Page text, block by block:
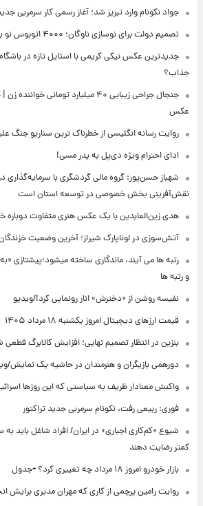
جواد نکونام وارد تبریز شد؛ آغاز رسمی کار سرمربی جدید
تصمیم دولت برای نوسازی ناوگان؛ ۴۰۰۰ اتوبوس نو به کشور می‌آید
جدیدترین عکس نیکی کریمی با استایل تازه در باشگاه؛
جذاب؟
جنجال جراحی زیبایی ۴۰ میلیارد تومانی
عکس
روایت رسانه انگلیسی از خطرناک ترین سناریو جنگ علیه
ادای احترام ویژه دی‌پل به پدر مسی!
شهباز حسن‌پور: گروه مالی گردشگری با سرمایه‌گذاری در
نقش‌آفرینی بخش خصوصی در توسعه استان است
هدی زین‌العابدین با یک عکس هنری متفاوت دوباره
آتش‌سوزی در لوناپارک شیراز؛ آخرین وضعیت خزندگان
رتبه ها می آیند، ماندگاری ساخته میشود؛پیشتازی «به
و رتبه ها
نفیسه روشن از «دخترش» انار رونمایی کرد!/ویدیو
قیمت ارزهای دیجیتال امروز یکشنبه ۱۸ مرداد ۱۴۰۵
بنزین در انتظار تصمیم نهایی؛ افزایش کالابرگ قطعی شد
دورهمی بازیگران و هنرمندان در حاشیه یک نمایش/
واکنش معنادار ظریف به سیاستی که این روزها
فوری: ربیعی رفت، نکونام سرمربی جدید تراکتور
شیوع «کم‌کاری اجباری» در ایران/ افراد شاغل باید به
کمتر رضایت دهند
بازار خودرو امروز ۱۸ مرداد چه تغییری کرد؟ +جدول
روایت رامین پرچمی از کاری که مهران مدیری برایش